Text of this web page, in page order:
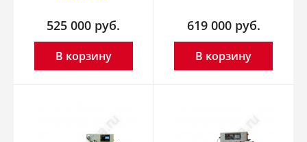
525 000 руб.
В корзину
619 000 руб.
В корзину